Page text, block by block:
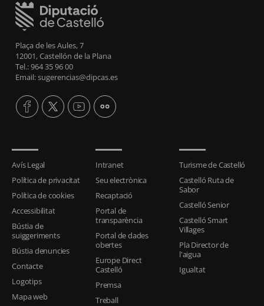
Plaça de les Aules, 7
12001, Castellón de la Plana
Tel.: 964 35 96 00
Email: sugerencias@dipcas.es
Avís Legal
Política de privacitat
Política de cookies
Accessibilitat
Bústia de
suiggeriments
Bústia denuncies
Contacte
Logotips
Mapa web
Intranet
Seu electrònica
Recaptació
Portal de
transparència
Portal de dades
obertes
Europe Direct
Castelló
Premsa
Treball
Turisme de Castelló
Castelló Ruta de
Sabor
Castelló Senior
Castelló Smart
Villages
Pla Director de
l'aigua
Igualtat